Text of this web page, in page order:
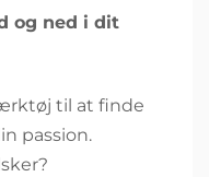
og ned i dit
til at finde
passion.